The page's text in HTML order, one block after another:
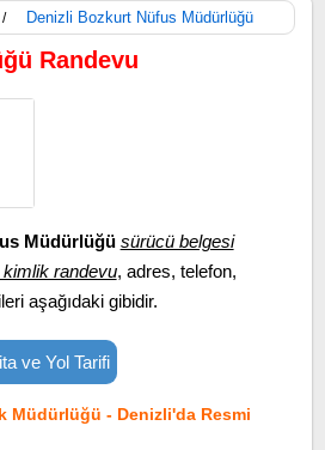
/ Denizli Bozkurt Nüfus Müdürlüğü
Randevu
Müdürlüğü sürücü belgesi
randevu, adres, telefon,
aşağıdaki gibidir.
ve Yol Tarifi
Müdürlüğü - Denizli'da Resmi